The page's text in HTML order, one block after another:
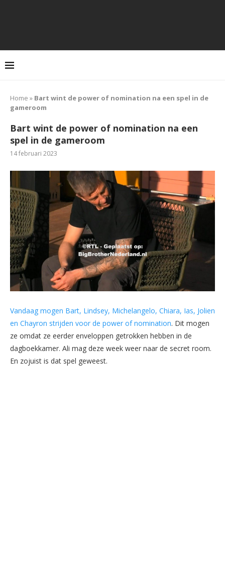
Home » Bart wint de power of nomination na een spel in de
gameroom
Bart wint de power of nomination na een
spel in de gameroom
14 februari 2023
Vandaag mogen Bart, Lindsey, Michelangelo, Chiara, Ias, Jolien
en Chayron strijden voor de power of nomination. Dit mogen
ze omdat ze eerder enveloppen getrokken hebben in de
dagboekkamer. Ali mag deze week weer naar de secret room.
En zojuist is dat spel geweest.